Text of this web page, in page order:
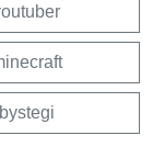
bystegi